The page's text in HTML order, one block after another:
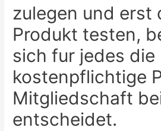
zulegen und erst
Produkt testen,
sich fur jedes die
kostenpflichtige
Mitgliedschaft
entscheidet.